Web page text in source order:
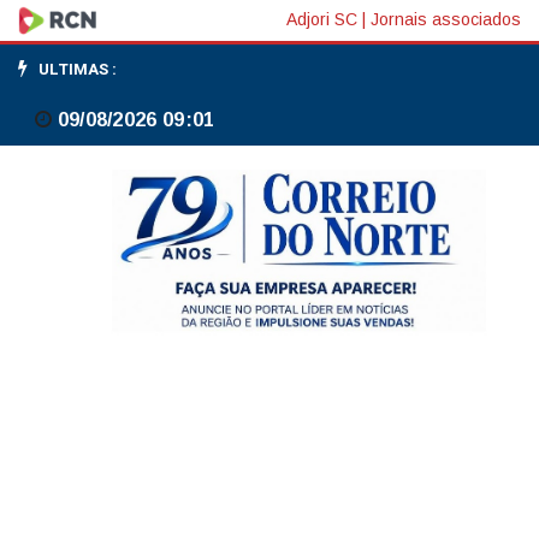
S&PGR
confirma
rating
perspectiva
positiva
Adjori SC Jornais associados
ULTIMAS :
09/08/2026 09:01